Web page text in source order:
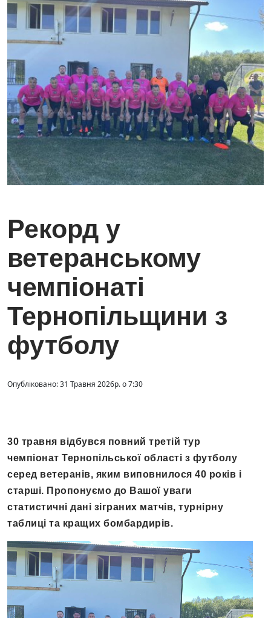
Рекорд у
ветеранському
чемпіонаті
Тернопільщини з
футболу
Опубліковано: 31 Травня 2026р. о 7:30
30 травня відбувся повний третій тур
чемпіонат Тернопільської області з футболу
серед ветеранів, яким виповнилося 40 років і
старші. Пропонуємо до Вашої уваги
статистичні дані зіграних матчів, турнірну
таблиці та кращих бомбардирів.